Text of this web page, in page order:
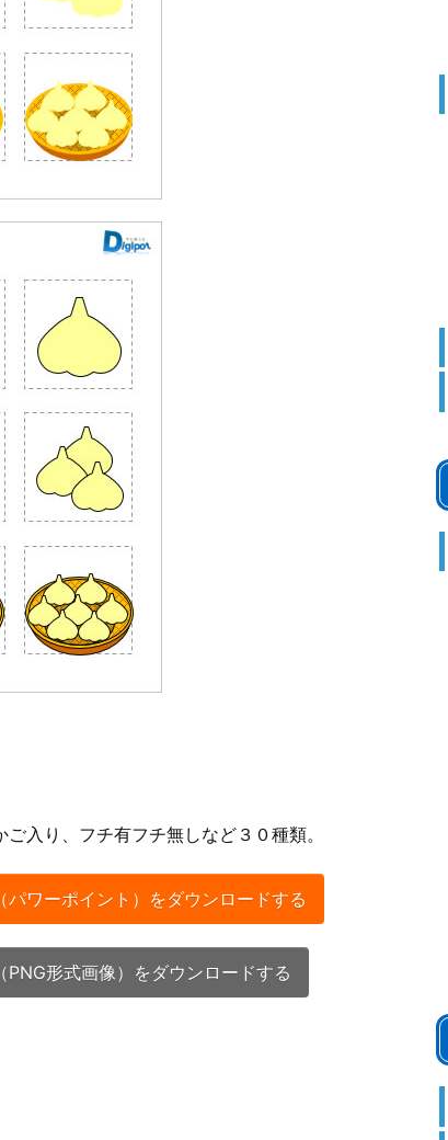
入り、フチ有フチ無しなど３０種類。
ワーポイント）をダウンロードする
形式画像）をダウンロードする